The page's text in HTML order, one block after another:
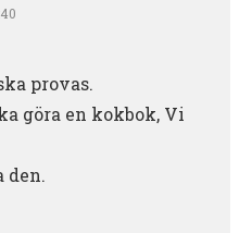
provas.
göra en kokbok, Vi
den.